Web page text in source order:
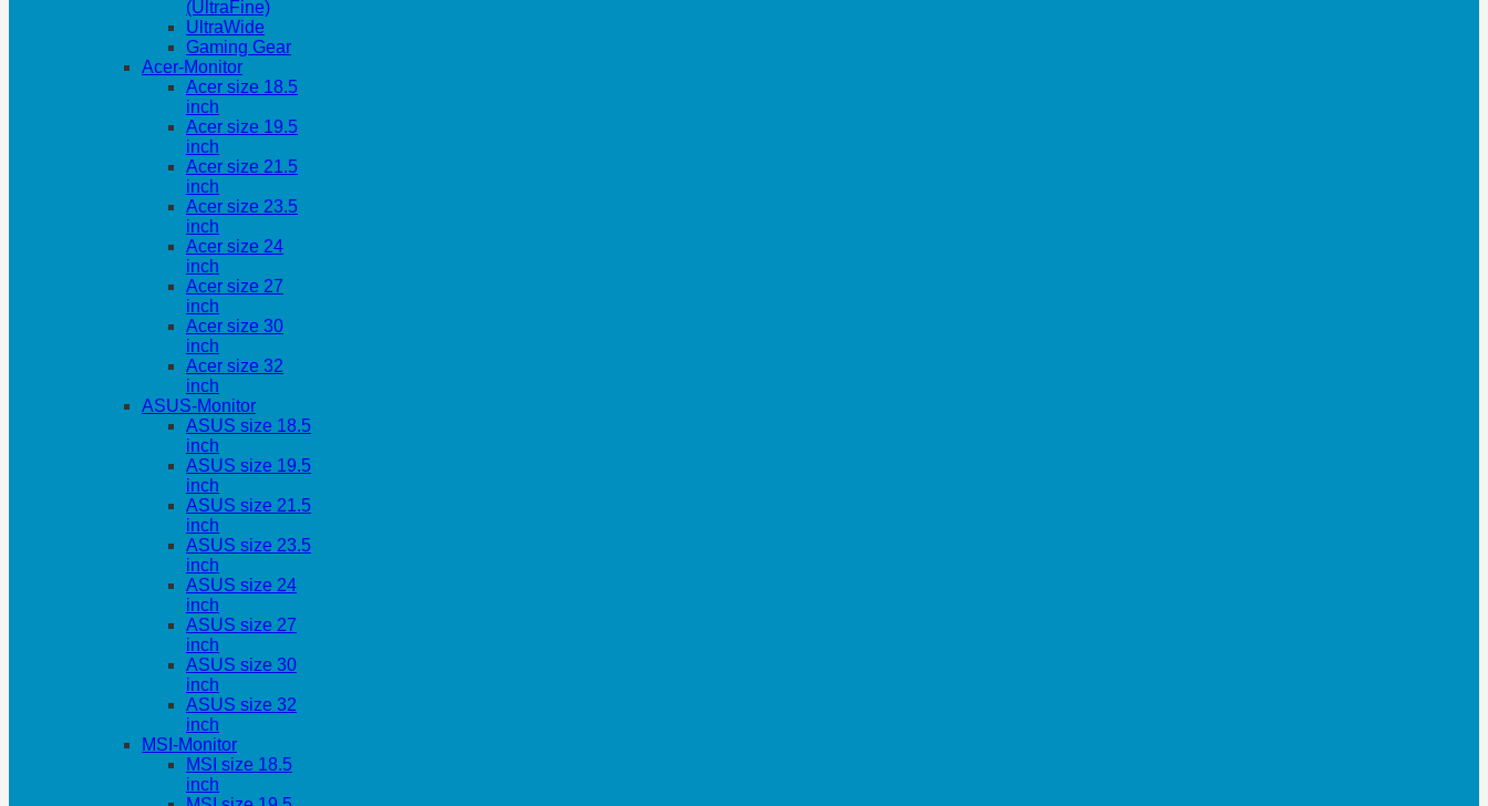
(UltraFine)
UltraWide
Gaming Gear
Acer-Monitor
Acer size 18.5
inch
Acer size 19.5
inch
Acer size 21.5
inch
Acer size 23.5
inch
Acer size 24
inch
Acer size 27
inch
Acer size 30
inch
Acer size 32
inch
ASUS-Monitor
ASUS size 18.5
inch
ASUS size 19.5
inch
ASUS size 21.5
inch
ASUS size 23.5
inch
ASUS size 24
inch
ASUS size 27
inch
ASUS size 30
inch
ASUS size 32
inch
MSI-Monitor
MSI size 18.5
inch